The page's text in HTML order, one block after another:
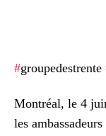
#groupedestrente
Montréal, le 4
les